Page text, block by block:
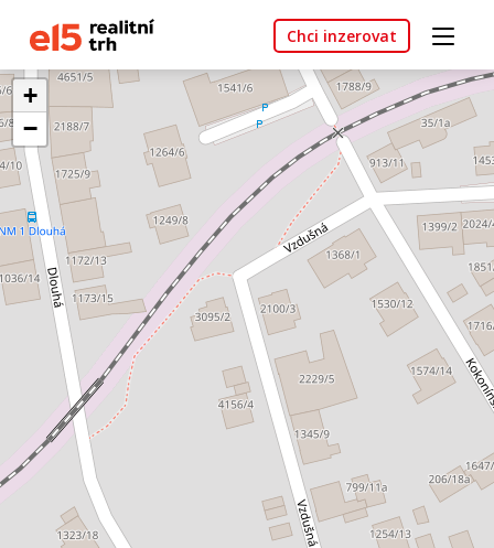
Chci inzerovat
+
−